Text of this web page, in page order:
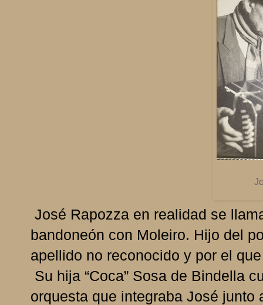
José Rapozza en realidad se
bandoneón con Moleiro. Hijo del
apellido no reconocido y por el
Su hija “Coca” Sosa de Bindella
orquesta que integraba José